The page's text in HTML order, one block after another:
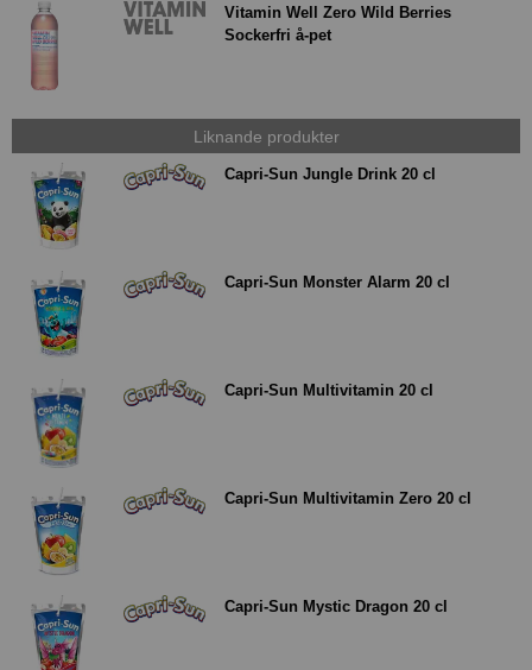
Vitamin Well Zero Wild Berries
Sockerfri å-pet
Liknande produkter
Capri-Sun Jungle Drink 20 cl
Capri-Sun Monster Alarm 20 cl
Capri-Sun Multivitamin 20 cl
Capri-Sun Multivitamin Zero 20 cl
Capri-Sun Mystic Dragon 20 cl